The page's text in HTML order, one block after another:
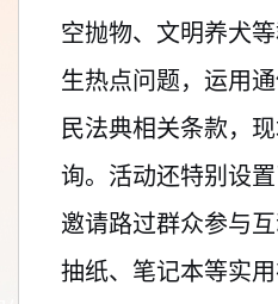
空抛物、文明养犬
生热点问题，运用
民法典相关条款，
询。活动还特别设置
邀请路过群众参与
抽纸、笔记本等实